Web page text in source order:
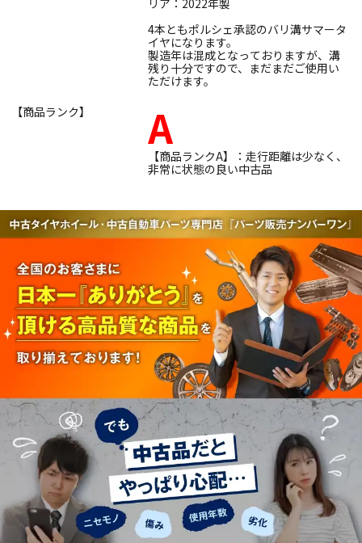
4本ともポルシェ承認のバリ溝サマータ
イヤになります。
製造年は混成となっておりますが、溝
残り十分ですので、まだまだご使用い
ただけます。
【商品ランク】
A
【商品ランクA】：走行距離は少なく、
非常に状態の良い中古品